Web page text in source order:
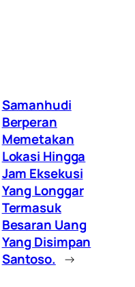
Samanhudi
Berperan
Memetakan
Lokasi Hingga
Jam Eksekusi
Yang Longgar
Termasuk
Besaran Uang
Yang Disimpan
Santoso. →